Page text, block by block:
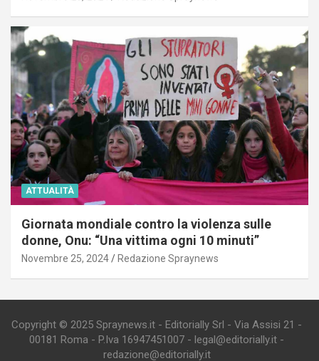
ATTUALITÀ
Giornata mondiale contro la violenza sulle
donne, Onu: “Una vittima ogni 10 minuti”
Novembre 25, 2024 Redazione Spraynews
Copyright © 2025 Spraynews.it - Editorially Srl - Via Assisi 21 -
00181 Roma - P.Iva 16947451007 - legal@editorially.it -
redazione@editorially.it